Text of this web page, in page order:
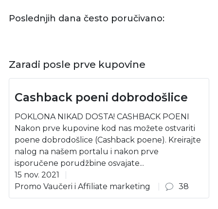
Poslednjih dana često poručivano:
Zaradi posle prve kupovine
Cashback poeni dobrodošlice
POKLONA NIKAD DOSTA! CASHBACK POENI
Nakon prve kupovine kod nas možete ostvariti
poene dobrodošlice (Cashback poene). Kreirajte
nalog na našem portalu i nakon prve
isporučene porudžbine osvajate...
15 nov. 2021
Promo Vaučeri i Affiliate marketing
38